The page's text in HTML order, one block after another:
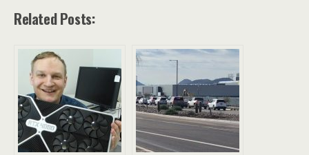
Related Posts: